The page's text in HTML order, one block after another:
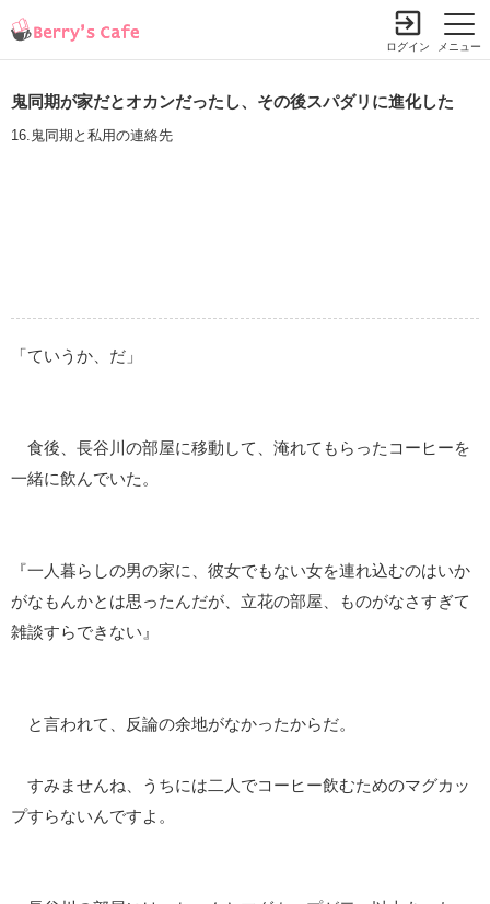
メニュー
ログイン
鬼同期が家だとオカンだったし、その後スパダリに進化した
16.鬼同期と私用の連絡先
「ていうか、だ」
食後、長谷川の部屋に移動して、淹れてもらったコーヒーを
一緒に飲んでいた。
『一人暮らしの男の家に、彼女でもない女を連れ込むのはいか
がなもんかとは思ったんだが、立花の部屋、ものがなさすぎて
雑談すらできない』
と言われて、反論の余地がなかったからだ。
すみませんね、うちには二人でコーヒー飲むためのマグカッ
プすらないんですよ。